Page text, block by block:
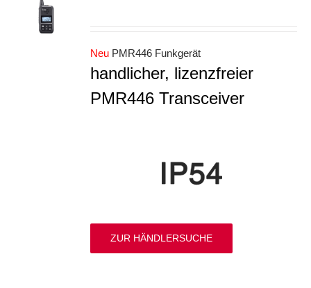
Neu PMR446 Funkgerät
handlicher, lizenzfreier
PMR446 Transceiver
ZUR HÄNDLERSUCHE